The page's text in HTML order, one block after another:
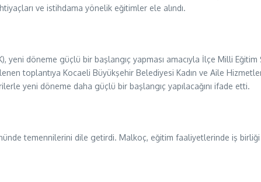
ve istihdama yönelik eğitimler ele alındı.
yeni döneme güçlü bir başlangıç yapması amacıyla İlçe Milli
toplantıya Kocaeli Büyükşehir Belediyesi Kadın ve Aile
yeni döneme daha güçlü bir başlangıç yapılacağını ifade etti.
temennilerini dile getirdi. Malkoç, eğitim faaliyetlerinde iş